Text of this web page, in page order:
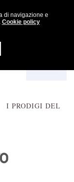
di navigazione e
Cookie policy
I PRODIGI DEL